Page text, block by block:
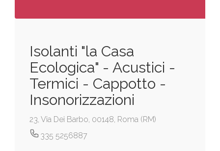
Isolanti "la Casa
Ecologica" - Acustici -
Termici - Cappotto -
Insonorizzazioni
23, Via Dei Barbo, 00148, Roma (RM)
335 5256887